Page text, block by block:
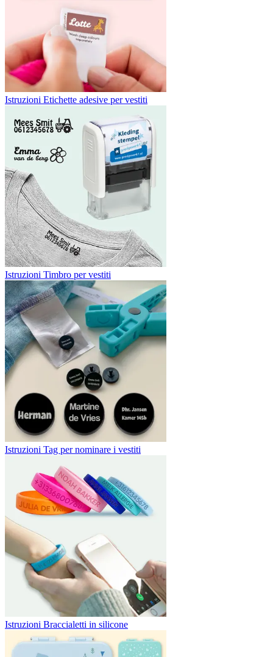
Istruzioni Etichette adesive per vestiti
Istruzioni Timbro per vestiti
Istruzioni Tag per nominare i vestiti
Istruzioni Braccialetti in silicone